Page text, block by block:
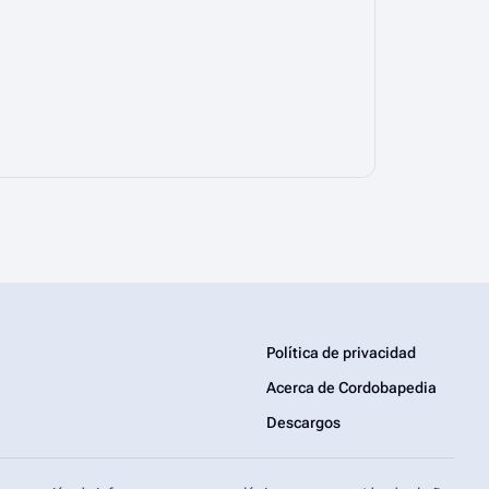
Política de privacidad
Acerca de Cordobapedia
Descargos